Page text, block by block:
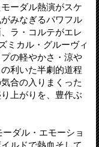
ーダル熱演がスケ
みなぎるパワフル
ラ・コルテがエレ
ミカル・グルーヴィ
の軽やかさ・涼や
利いた半劇的道程
合の入りまくった
上がりを、豊作ぶ
ダル・エモーショ
ルドで熱血そして